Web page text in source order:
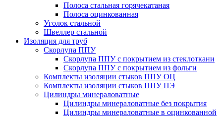
Полоса стальная горячекатаная
Полоса оцинкованная
Уголок стальной
Швеллер стальной
Изоляция для труб
Скорлупа ППУ
Скорлупа ППУ с покрытием из стеклоткани
Скорлупа ППУ с покрытием из фольги
Комплекты изоляции стыков ППУ ОЦ
Комплекты изоляции стыков ППУ ПЭ
Цилиндры минераловатные
Цилиндры минераловатные без покрытия
Цилиндры минераловатные в оцинкованной